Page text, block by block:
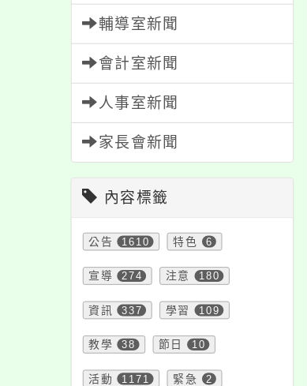
輔導室新聞
會計室新聞
人事室新聞
家長會新聞
內容標籤
公告 1610 特色 6
宣導 274 注意 180
資訊 337 學習 109
教學 38 節日 10
活動 1171 緊急 2